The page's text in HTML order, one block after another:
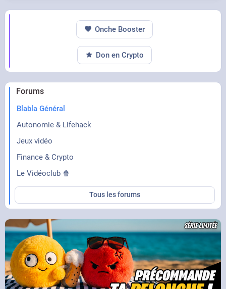
Forums
Blabla Général
Autonomie & Lifehack
Jeux vidéo
Finance & Crypto
Le Vidéoclub 🍿
Tous les forums
Onche Booster
Don en Crypto